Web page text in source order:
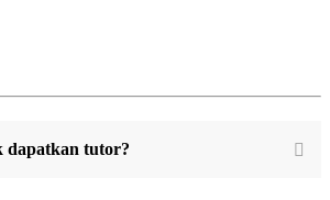
dapatkan tutor?